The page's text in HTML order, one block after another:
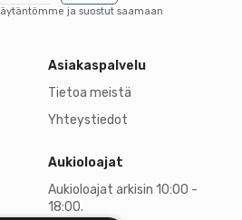
ja suostut saamaan
Asiakaspalvelu
Tietoa meistä
Yhteystiedot
Aukioloajat
Aukioloajat arkisin 10:00 -
18:00.